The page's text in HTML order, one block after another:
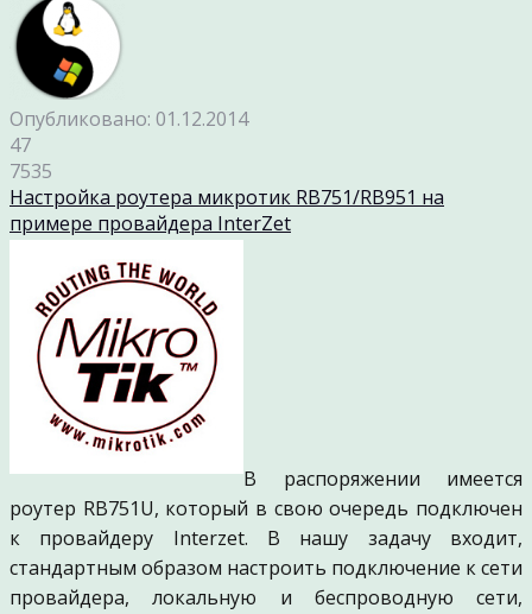
Опубликовано: 01.12.2014
47
7535
Настройка роутера микротик RB751/RB951 на
примере провайдера InterZet
В распоряжении имеется
роутер RB751U, который в свою очередь подключен
к провайдеру Interzet. В нашу задачу входит,
стандартным образом настроить подключение к сети
провайдера, локальную и беспроводную сети,